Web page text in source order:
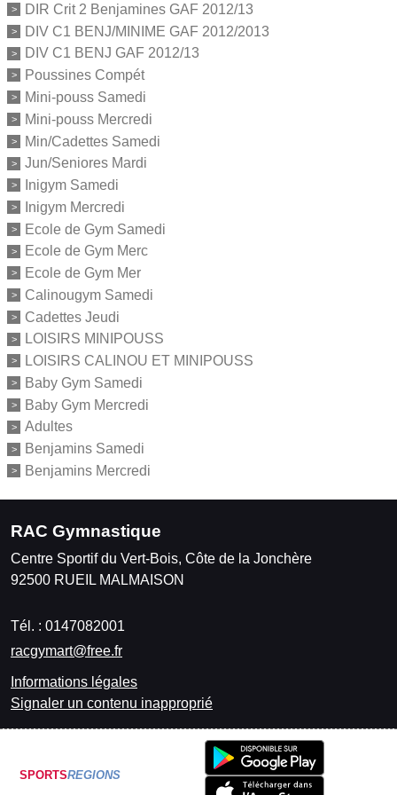
DIR Crit 2 Benjamines GAF 2012/13
DIV C1 BENJ/MINIME GAF 2012/2013
DIV C1 BENJ GAF 2012/13
Poussines Compét
Mini-pouss Samedi
Mini-pouss Mercredi
Min/Cadettes Samedi
Jun/Seniores Mardi
Inigym Samedi
Inigym Mercredi
Ecole de Gym Samedi
Ecole de Gym Merc
Ecole de Gym Mer
Calinougym Samedi
Cadettes Jeudi
LOISIRS MINIPOUSS
LOISIRS CALINOU ET MINIPOUSS
Baby Gym Samedi
Baby Gym Mercredi
Adultes
Benjamins Samedi
Benjamins Mercredi
RAC Gymnastique
Centre Sportif du Vert-Bois, Côte de la Jonchère
92500 RUEIL MALMAISON
Tél. : 0147082001
racgymart@free.fr
Informations légales
Signaler un contenu inapproprié
SPORTSREGIONS